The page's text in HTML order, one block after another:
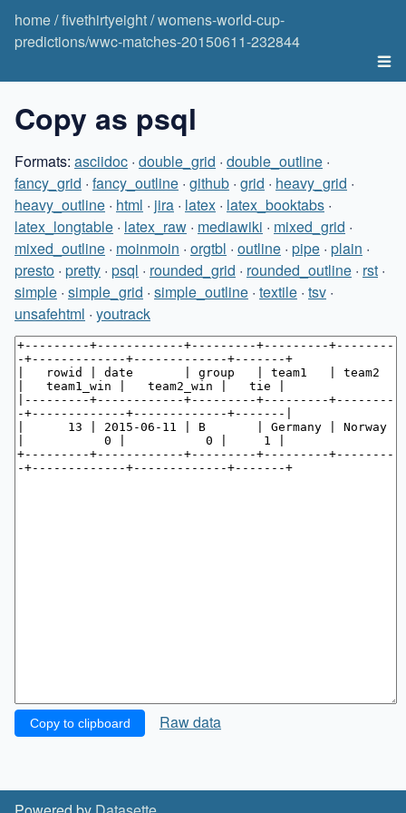
home/fivethirtyeight/womens-world-cup-
predictions/wwc-matches-20150611-232844
Copy as psql
Formats: asciidoc · double_grid · double_outline ·
fancy_grid · fancy_outline · github · grid · heavy_grid ·
heavy_outline · html · jira · latex · latex_booktabs ·
latex_longtable · latex_raw · mediawiki · mixed_grid ·
mixed_outline · moinmoin · orgtbl · outline · pipe · plain ·
presto · pretty · psql · rounded_grid · rounded_outline · rst ·
simple · simple_grid · simple_outline · textile · tsv ·
unsafehtml · youtrack
Copy to clipboard Raw data